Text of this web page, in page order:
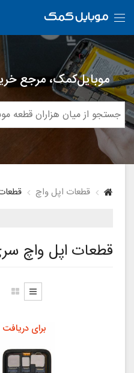
موبایل‌کمک، مرجع
قطعات اپل واچ
قطعات اپل واچ
برای